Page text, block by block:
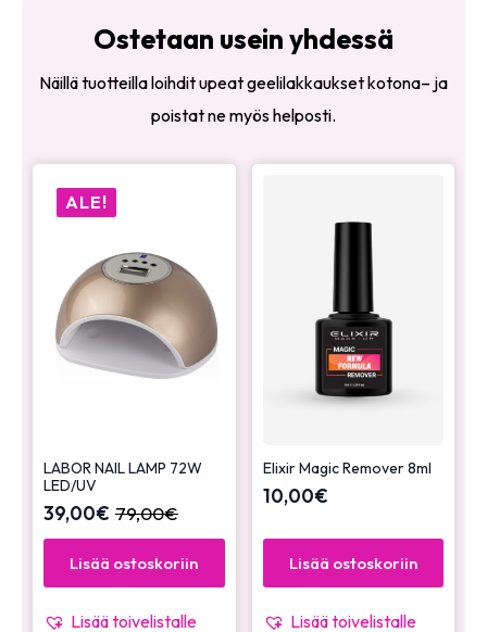
Ostetaan usein yhdessä
Näillä tuotteilla loihdit upeat geelilakkaukset kotona– ja
poistat ne myös helposti.
ALE!
LABOR NAIL LAMP 72W
LED/UV
79,00€
39,00€
Lisää ostoskoriin
Lisää toivelistalle
Elixir Magic Remover 8ml
10,00€
Lisää ostoskoriin
Lisää toivelistalle